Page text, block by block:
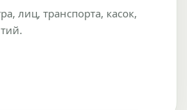
лиц, транспорта, касок,